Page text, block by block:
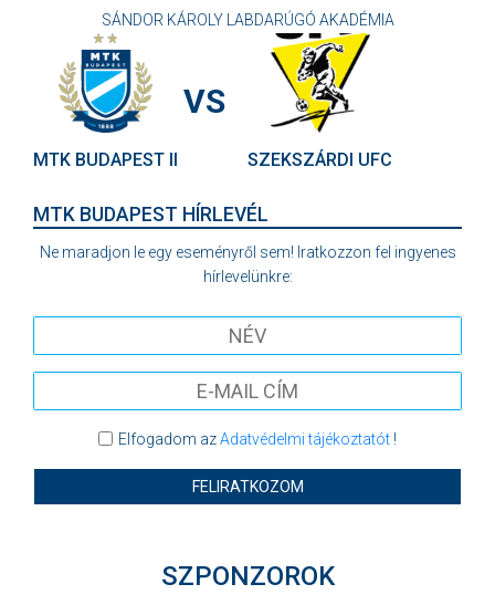
SÁNDOR KÁROLY LABDARÚGÓ AKADÉMIA
MTK BUDAPEST II
VS
SZEKSZÁRDI UFC
MTK BUDAPEST HÍRLEVÉL
Ne maradjon le egy eseményről sem! Iratkozzon fel ingyenes
hírlevelünkre:
Elfogadom azAdatvédelmi tájékoztatót!
FELIRATKOZOM
SZPONZOROK